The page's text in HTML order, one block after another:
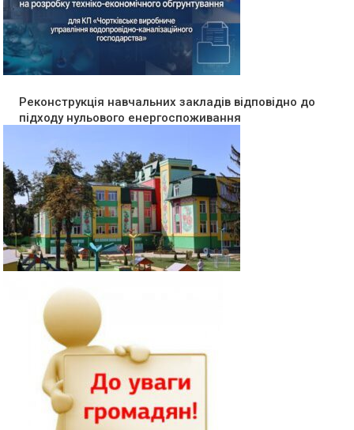
Реконструкція навчальних закладів відповідно до
підходу нульового енергоспоживання